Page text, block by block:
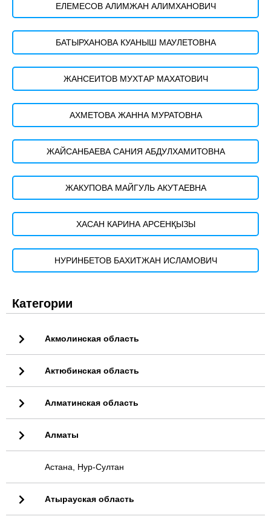
ЕЛЕМЕСОВ АЛИМЖАН АЛИМХАНОВИЧ
БАТЫРХАНОВА КУАНЫШ МАУЛЕТОВНА
ЖАНСЕИТОВ МУХТАР МАХАТОВИЧ
АХМЕТОВА ЖАННА МУРАТОВНА
ЖАЙСАНБАЕВА САНИЯ АБДУЛХАМИТОВНА
ЖАКУПОВА МАЙГУЛЬ АКУТАЕВНА
ХАСАН КАРИНА АРСЕНҚЫЗЫ
НУРИНБЕТОВ БАХИТЖАН ИСЛАМОВИЧ
Категории
Акмолинская область
Актюбинская область
Алматинская область
Алматы
Астана, Нур-Султан
Атырауская область